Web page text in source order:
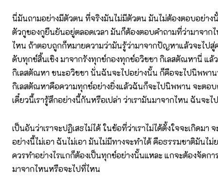
นี่มันถามอย่างมีตัวตน ที่จริงมันไม่มีตัวตน มันไม่ต้องตอบอย่าง
ตัวกูของกูยืนยันอยู่ตลอดเวลา มันก็ต้องตอบคำถามที่ว่ามาจาก
ไหน ถ้าตอบถูกก็หมายความว่ามันรู้ว่ามาจากปัญหาแล้วจะไป
ดับทุกข์สิ้นเชิง มาจากรังทุกข์กองทุกข์อวิชชา กิเลสตัณหานี่ แล้
กิเลสตัณหา ชนะอวิชชา นั่นฉันจะไปอย่างนั้น ก็คือจะไปนิพพา
กิเลสตัณหาคือความทุกข์อย่างยิ่งแล้วฉันก็จะไปนิพพาน จะตอ
เดี๋ยวนี้เรารู้สึกอย่างนี้กันหรือเปล่า ว่าเรามันมาจากไหน ฉันจะไ
เป็นอันว่าเราจะปฏิเสธไม่ได้ ในข้อที่ว่าเราไม่ได้ตั้งใจจะเกิดม
อย่างนี้ไม่เอา ฉันไม่เอา มันไม่มีทางจะทำได้ คือธรรมชาติมันไม่
ควรทำอย่างไรแกก็ต้องเป็นทุกข์อย่างนั้นแหละ แกจะต้องจัดก
มาจากไหนหรือจะไปที่ไหน